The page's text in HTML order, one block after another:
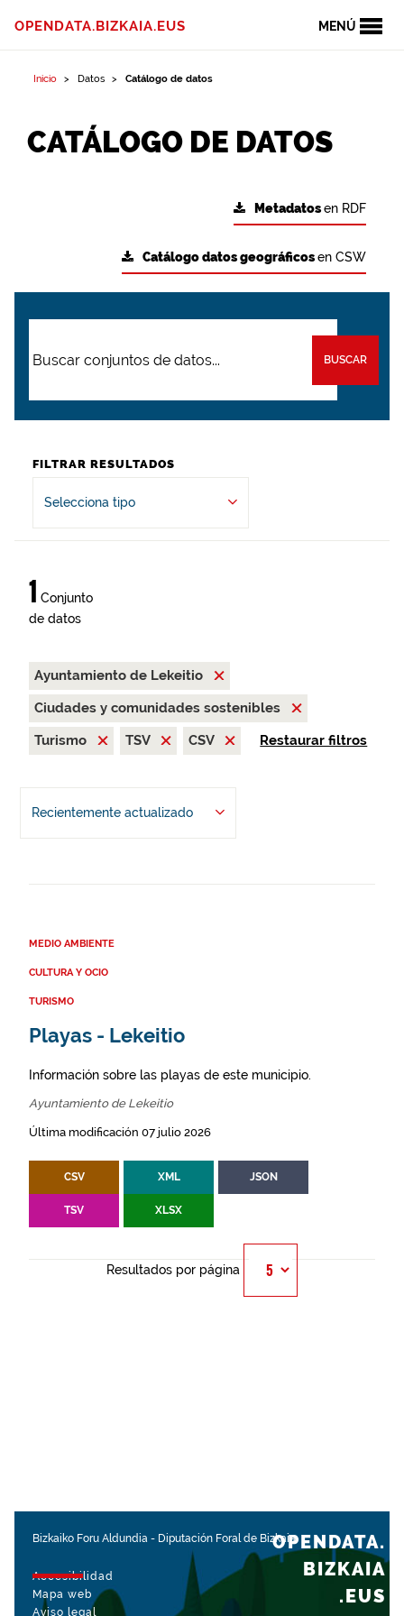
MENÚ
OPENDATA.BIZKAIA.EUS
Inicio Datos Catálogo de datos
CATÁLOGO DE DATOS
Metadatosen RDF
Catálogo datos geográficosen CSW
BUSCAR
FILTRAR RESULTADOS
Selecciona tipo
1 Conjunto
de datos
Ayuntamiento de Lekeitio
Ciudades y comunidades sostenibles
Turismo
TSV CSV Restaurar filtros
Recientemente actualizado
MEDIO AMBIENTE
CULTURA Y OCIO
TURISMO
Playas - Lekeitio
Información sobre las playas de este municipio.
Ayuntamiento de Lekeitio
Última modificación 07 julio 2026
CSV XML JSON
TSV XLSX
Resultados por página
Bizkaiko Foru Aldundia - Diputación Foral de Bizkaia
Accesibilidad
Mapa web
Aviso legal
OPENDATA.
BIZKAIA
.EUS